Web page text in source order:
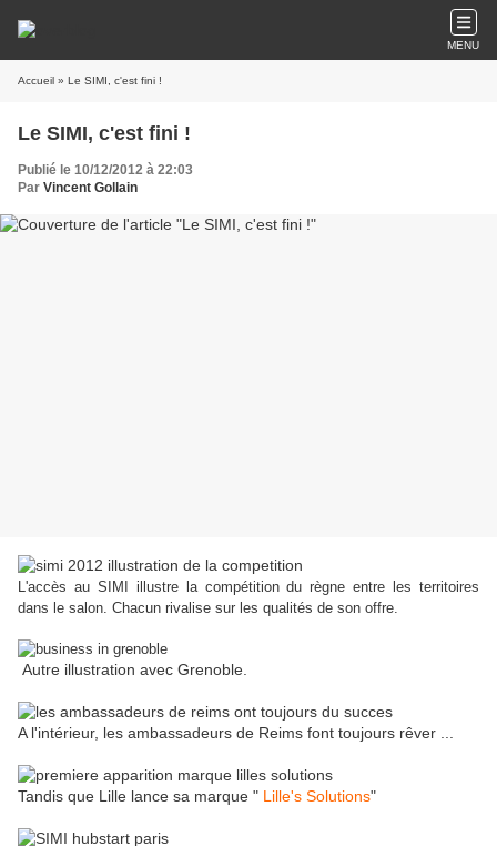
MENU
Accueil » Le SIMI, c'est fini !
Le SIMI, c'est fini !
Publié le 10/12/2012 à 22:03
Par Vincent Gollain
L'accès au SIMI illustre la compétition du règne entre les territoires
dans le salon. Chacun rivalise sur les qualités de son offre.
Autre illustration avec Grenoble.
A l'intérieur, les ambassadeurs de Reims font toujours rêver ...
Tandis que Lille lance sa marque " Lille's Solutions"